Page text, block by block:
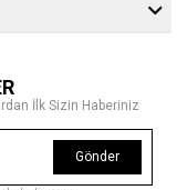
İlk Sizin Haberiniz
Gönder